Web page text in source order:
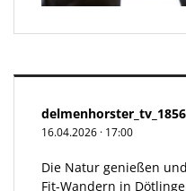
delmenhorster_tv_1856
16.04.2026 · 17:00
Die Natur genießen
Fit-Wandern in